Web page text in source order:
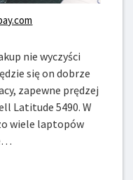
nie wyczyści
się on dobrze
zapewne prędzej
Latitude 5490. W
wiele laptopów